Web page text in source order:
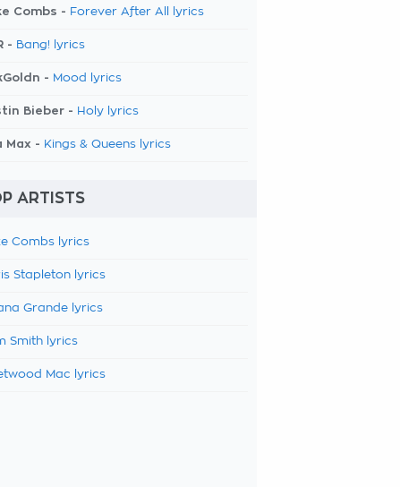
Combs - Forever After All lyrics
- Bang! lyrics
- Mood lyrics
Bieber - Holy lyrics
Max - Kings & Queens lyrics
ARTISTS
Combs lyrics
Stapleton lyrics
Grande lyrics
Smith lyrics
Mac lyrics